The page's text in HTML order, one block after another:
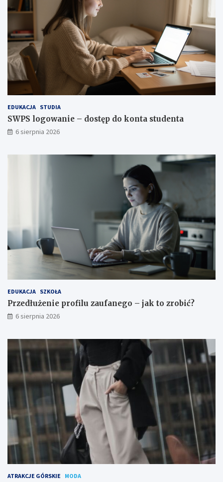
EDUKACJA STUDIA
SWPS logowanie – dostęp do konta studenta
6 sierpnia 2026
EDUKACJA SZKOŁA
Przedłużenie profilu zaufanego – jak to zrobić?
6 sierpnia 2026
ATRAKCJE GÓRSKIE MODA